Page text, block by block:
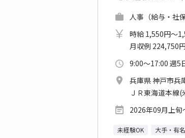
人事（給与・社
時給 1,550円～
月収例 224,750
9:00～17:00 週5
兵庫県 神戸市兵
ＪＲ東海道本線
2026年09月上旬
未経験OK 大手・有名